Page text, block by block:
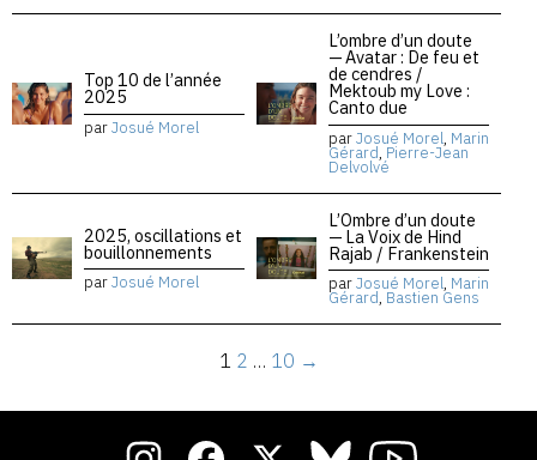
Top 10 de l’année
2025
parJosué Morel
L’ombre d’un doute
— Avatar : De feu et
de cendres /
Mektoub my Love :
Canto due
parJosué Morel, Marin
Gérard, Pierre-Jean
Delvolvé
2025, oscillations et
bouillonnements
parJosué Morel
L’Ombre d’un doute
— La Voix de Hind
Rajab / Frankenstein
parJosué Morel, Marin
Gérard, Bastien Gens
1 2 … 10 →